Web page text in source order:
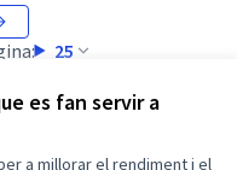
es fan servir a
a millorar el rendiment i el
25